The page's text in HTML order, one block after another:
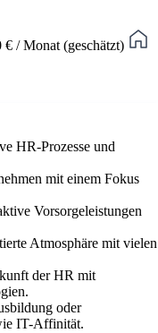
€ / Monat (geschätzt)
HR-Prozesse und
mit einem Fokus
Vorsorgeleistungen
Atmosphäre mit vielen
der HR mit
oder
IT-Affinität.